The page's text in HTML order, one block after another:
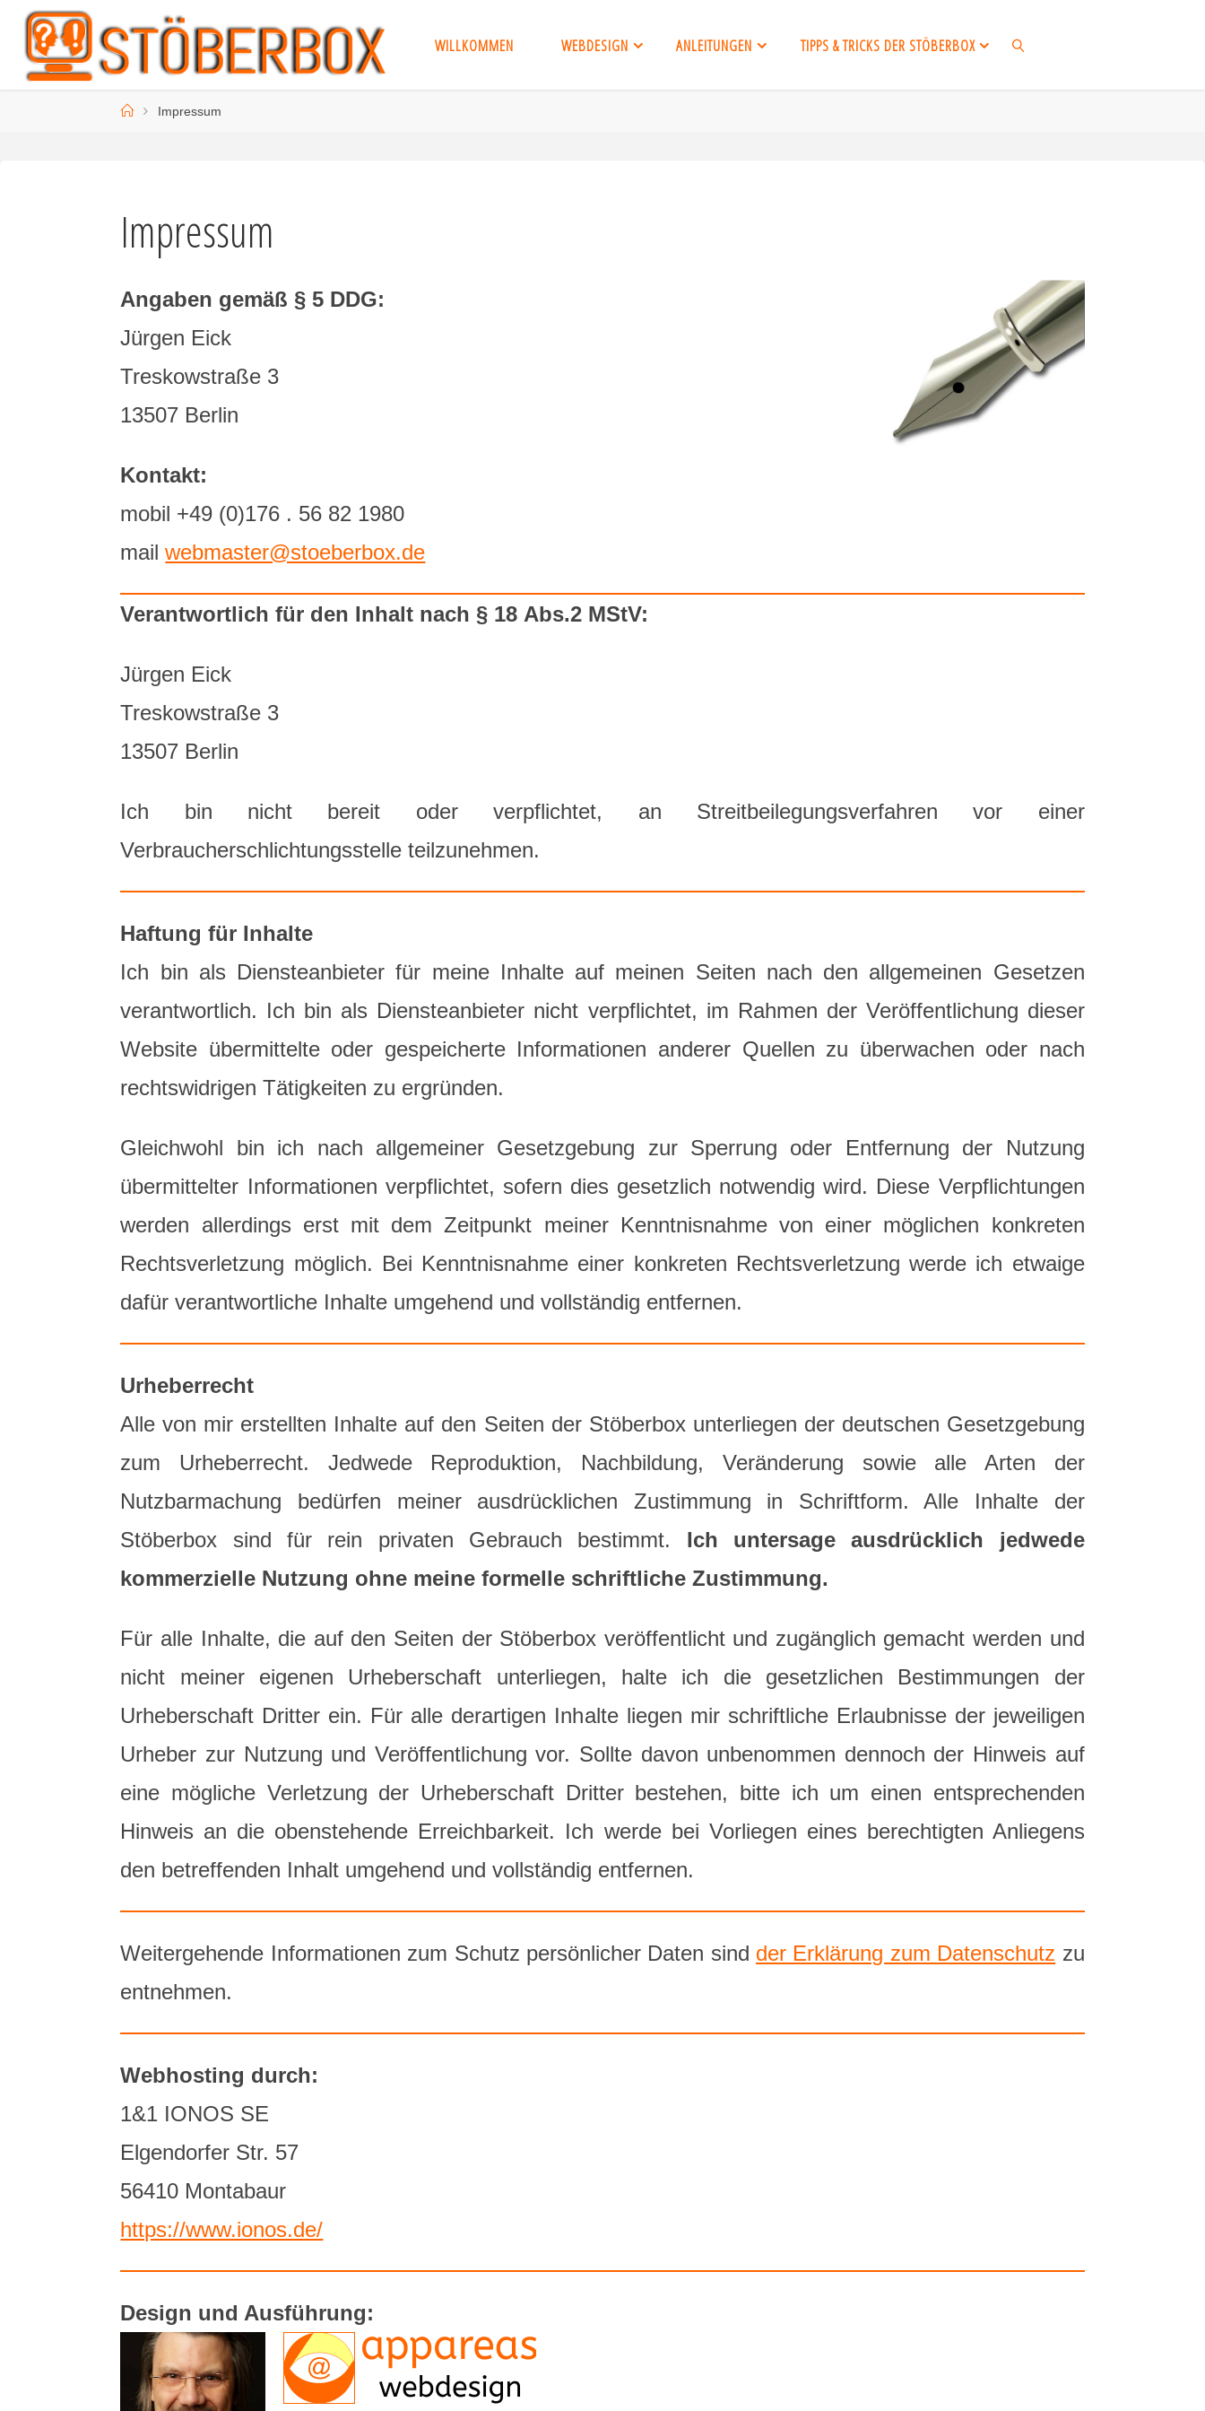
Inhalt
springen
WILLKOMMEN WEBDESIGN ANLEITUNGEN TIPPS & TRICKS DER STÖBERBOX
StartImpressum
Impressum
Angaben gemäß § 5 DDG:
Jürgen Eick
Treskowstraße 3
13507 Berlin
Kontakt:
mobil +49 (0)176 . 56 82 1980
mailwebmaster@stoeberbox.de
Verantwortlich für den Inhalt nach § 18 Abs.2 MStV:
Jürgen Eick
Treskowstraße 3
13507 Berlin
Ich bin nicht bereit oder verpflichtet, an Streitbeilegungsverfahren vor einer
Verbraucherschlichtungsstelle teilzunehmen.
Haftung für Inhalte
Ich bin als Diensteanbieter für meine Inhalte auf meinen Seiten nach den allgemeinen Gesetzen
verantwortlich. Ich bin als Diensteanbieter nicht verpflichtet, im Rahmen der Veröffentlichung dieser
Website übermittelte oder gespeicherte Informationen anderer Quellen zu überwachen oder nach
rechtswidrigen Tätigkeiten zu ergründen.
Gleichwohl bin ich nach allgemeiner Gesetzgebung zur Sperrung oder Entfernung der Nutzung
übermittelter Informationen verpflichtet, sofern dies gesetzlich notwendig wird. Diese Verpflichtungen
werden allerdings erst mit dem Zeitpunkt meiner Kenntnisnahme von einer möglichen konkreten
Rechtsverletzung möglich. Bei Kenntnisnahme einer konkreten Rechtsverletzung werde ich etwaige
dafür verantwortliche Inhalte umgehend und vollständig entfernen.
Urheberrecht
Alle von mir erstellten Inhalte auf den Seiten der Stöberbox unterliegen der deutschen Gesetzgebung
zum Urheberrecht. Jedwede Reproduktion, Nachbildung, Veränderung sowie alle Arten der
Nutzbarmachung bedürfen meiner ausdrücklichen Zustimmung in Schriftform. Alle Inhalte der
Stöberbox sind für rein privaten Gebrauch bestimmt. Ich untersage ausdrücklich jedwede
kommerzielle Nutzung ohne meine formelle schriftliche Zustimmung.
Für alle Inhalte, die auf den Seiten der Stöberbox veröffentlicht und zugänglich gemacht werden und
nicht meiner eigenen Urheberschaft unterliegen, halte ich die gesetzlichen Bestimmungen der
Urheberschaft Dritter ein. Für alle derartigen Inhalte liegen mir schriftliche Erlaubnisse der jeweiligen
Urheber zur Nutzung und Veröffentlichung vor. Sollte davon unbenommen dennoch der Hinweis auf
eine mögliche Verletzung der Urheberschaft Dritter bestehen, bitte ich um einen entsprechenden
Hinweis an die obenstehende Erreichbarkeit. Ich werde bei Vorliegen eines berechtigten Anliegens
den betreffenden Inhalt umgehend und vollständig entfernen.
Weitergehende Informationen zum Schutz persönlicher Daten sind der Erklärung zum Datenschutz zu
entnehmen.
Webhosting durch:
1&1 IONOS SE
Elgendorfer Str. 57
56410 Montabaur
https://www.ionos.de/
Design und Ausführung: